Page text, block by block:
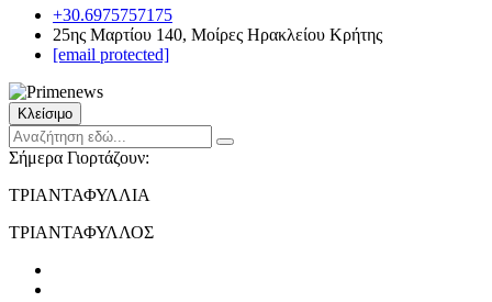
+30.6975757175
25ης Μαρτίου 140, Μοίρες Ηρακλείου Κρήτης
[email protected]
Κλείσιμο
Σήμερα Γιορτάζουν:
ΤΡΙΑΝΤΑΦΥΛΛΙΑ
ΤΡΙΑΝΤΑΦΥΛΛΟΣ